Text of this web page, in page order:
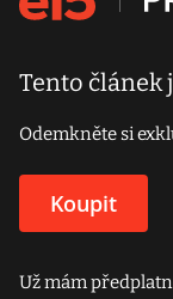
Tento článek
Odemkněte si
Koupit
Už mám